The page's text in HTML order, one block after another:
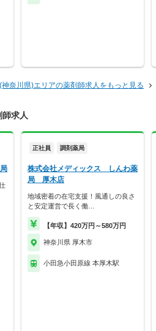
神奈川県)エリアの薬剤師求人をもっと見る
求人
正社員 調剤薬局
株式会社メディックス しんわ薬
局 厚木店
地域密着の在宅支援！風通しの良さ
と安定運営で長く働…
【年収】420万円～580万円
神奈川県 厚木市
小田急小田原線 本厚木駅